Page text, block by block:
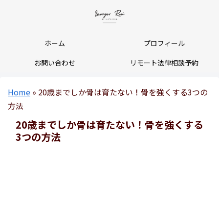
ホーム
プロフィール
お問い合わせ
リモート法律相談予約
Home » 20歳までしか骨は育たない！骨を強くする3つの
方法
20歳までしか骨は育たない！骨を強くする
3つの方法